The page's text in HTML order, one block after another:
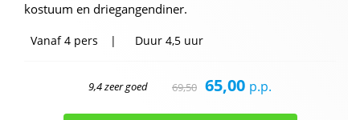
kostuum en driegangendiner.
Vanaf4 pers Duur 4,5 uur
9,4 zeer goed 69,50 65,00 p.p.